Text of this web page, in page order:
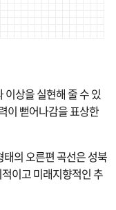
이상을 실현해 줄 수 있
이 뻗어나감을 표상한
의 오른편 곡선은 성북
이고 미래지향적인 추